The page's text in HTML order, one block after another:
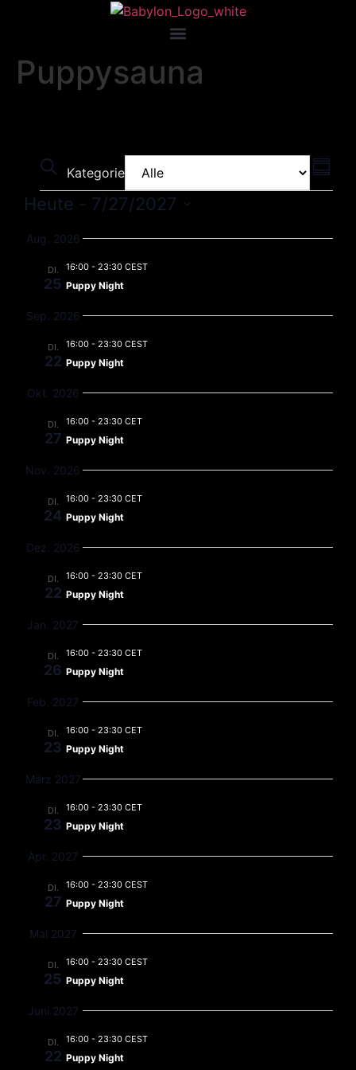
Puppysauna
Veranstaltungen
Suche
und
Ansichten,
Navigation
SucheKategorie
Heute - 7/27/2027
auswählen.
Aug. 2026
DI.
25
16:00- 23:30 CEST
Puppy Night
Sep. 2026
DI.
22
16:00- 23:30 CEST
Puppy Night
Okt. 2026
DI.
27
16:00- 23:30 CET
Puppy Night
Nov. 2026
DI.
24
16:00- 23:30 CET
Puppy Night
Dez. 2026
DI.
22
16:00- 23:30 CET
Puppy Night
Jan. 2027
DI.
26
16:00- 23:30 CET
Puppy Night
Feb. 2027
DI.
23
16:00- 23:30 CET
Puppy Night
März 2027
DI.
23
16:00- 23:30 CET
Puppy Night
Apr. 2027
DI.
27
16:00- 23:30 CEST
Puppy Night
Mai 2027
DI.
25
16:00- 23:30 CEST
Puppy Night
Juni 2027
DI.
22
16:00- 23:30 CEST
Puppy Night